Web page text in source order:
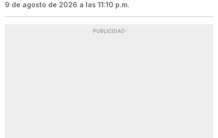
9 de agosto de 2026 a las 11:10 p.m.
PUBLICIDAD